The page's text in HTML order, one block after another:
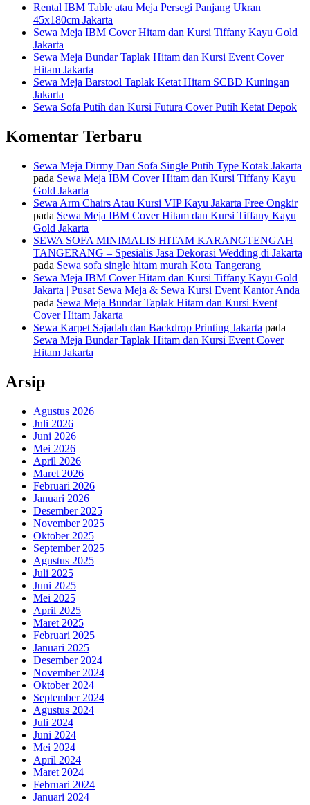
Rental IBM Table atau Meja Persegi Panjang Ukran
45x180cm Jakarta
Sewa Meja IBM Cover Hitam dan Kursi Tiffany Kayu Gold
Jakarta
Sewa Meja Bundar Taplak Hitam dan Kursi Event Cover
Hitam Jakarta
Sewa Meja Barstool Taplak Ketat Hitam SCBD Kuningan
Jakarta
Sewa Sofa Putih dan Kursi Futura Cover Putih Ketat Depok
Komentar Terbaru
Sewa Meja Dirmy Dan Sofa Single Putih Type Kotak Jakarta
pada Sewa Meja IBM Cover Hitam dan Kursi Tiffany Kayu
Gold Jakarta
Sewa Arm Chairs Atau Kursi VIP Kayu Jakarta Free Ongkir
pada Sewa Meja IBM Cover Hitam dan Kursi Tiffany Kayu
Gold Jakarta
SEWA SOFA MINIMALIS HITAM KARANGTENGAH
TANGERANG – Spesialis Jasa Dekorasi Wedding di Jakarta
pada Sewa sofa single hitam murah Kota Tangerang
Sewa Meja IBM Cover Hitam dan Kursi Tiffany Kayu Gold
Jakarta | Pusat Sewa Meja & Sewa Kursi Event Kantor Anda
pada Sewa Meja Bundar Taplak Hitam dan Kursi Event
Cover Hitam Jakarta
Sewa Karpet Sajadah dan Backdrop Printing Jakarta pada
Sewa Meja Bundar Taplak Hitam dan Kursi Event Cover
Hitam Jakarta
Arsip
Agustus 2026
Juli 2026
Juni 2026
Mei 2026
April 2026
Maret 2026
Februari 2026
Januari 2026
Desember 2025
November 2025
Oktober 2025
September 2025
Agustus 2025
Juli 2025
Juni 2025
Mei 2025
April 2025
Maret 2025
Februari 2025
Januari 2025
Desember 2024
November 2024
Oktober 2024
September 2024
Agustus 2024
Juli 2024
Juni 2024
Mei 2024
April 2024
Maret 2024
Februari 2024
Januari 2024